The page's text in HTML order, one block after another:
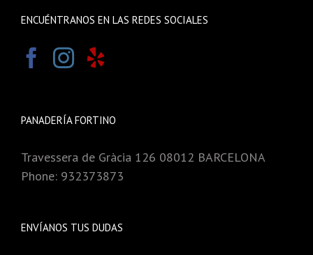
ENCUÉNTRANOS EN LAS REDES SOCIALES
PANADERÍA FORTINO
Travessera de Gràcia 126 08012 BARCELONA
Phone: 932373873
ENVÍANOS TUS DUDAS